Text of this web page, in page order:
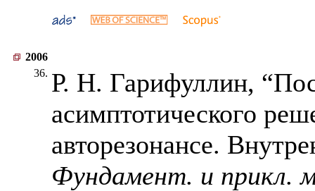
2006
36. Р. Н. Гарифуллин,
асимптотического
авторезонансе.
Фундамент. и прикл.